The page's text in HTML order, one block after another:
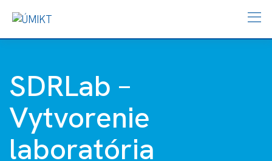
SDRLab –
Vytvorenie
laboratória